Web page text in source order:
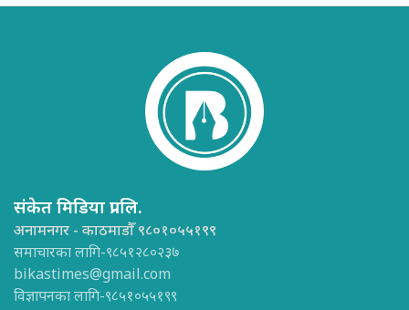
संकेत मिडिया प्रा.लि.
अनामनगर - काठमाडौँ ९८०१०५५१९९
समाचारका लागि-९८५१२८०२३७
bikastimes@gmail.com
विज्ञापनका लागि-९८५१०५५१९९